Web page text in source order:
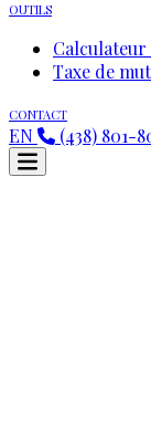
OUTILS
Taxe de
CONTACT
EN (438) 801-